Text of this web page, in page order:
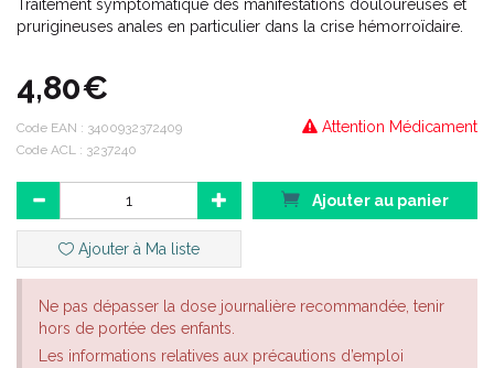
Traitement symptomatique des manifestations douloureuses et
prurigineuses anales en particulier dans la crise hémorroïdaire.
4,80€
Attention Médicament
Code EAN : 3400932372409
Code ACL : 3237240
Ajouter au panier
Ajouter à Ma liste
Ne pas dépasser la dose journalière recommandée, tenir
hors de portée des enfants.
Les informations relatives aux précautions d’emploi